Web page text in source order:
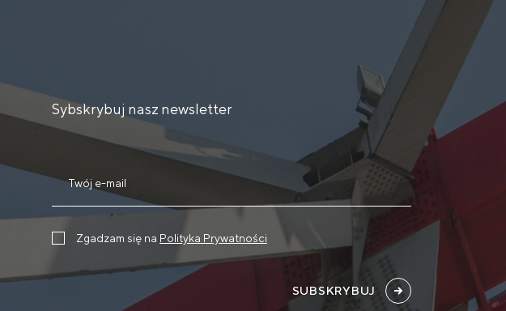
Sybskrybuj nasz newsletter
Zgadzam się na Polityka Prywatności
SUBSKRYBUJ